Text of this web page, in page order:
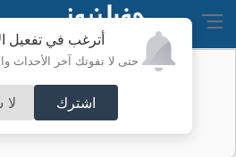
أترغب في تفعيل
حتى لا تفوتك آخر الأحداث
اشترك
الفيفا يحول
كأس العرب